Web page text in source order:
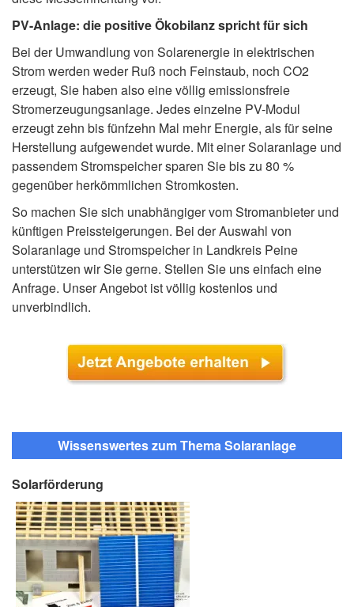
PV-Anlage: die positive Ökobilanz spricht für sich
Bei der Umwandlung von Solarenergie in elektrischen
Strom werden weder Ruß noch Feinstaub, noch CO2
erzeugt, Sie haben also eine völlig emissionsfreie
Stromerzeugungsanlage. Jedes einzelne PV-Modul
erzeugt zehn bis fünfzehn Mal mehr Energie, als für seine
Herstellung aufgewendet wurde. Mit einer Solaranlage und
passendem Stromspeicher sparen Sie bis zu 80 %
gegenüber herkömmlichen Stromkosten.
So machen Sie sich unabhängiger vom Stromanbieter und
künftigen Preissteigerungen. Bei der Auswahl von
Solaranlage und Stromspeicher in Landkreis Peine
unterstützen wir Sie gerne. Stellen Sie uns einfach eine
Anfrage. Unser Angebot ist völlig kostenlos und
unverbindlich.
Wissenswertes zum Thema Solaranlage
Solarförderung